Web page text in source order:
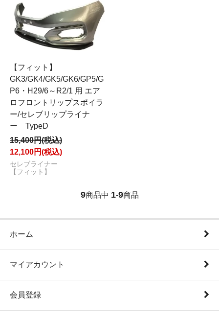
【フィット】
GK3/GK4/GK5/GK6/GP5/G
P6・H29/6～R2/1 用 エア
ロフロントリップスポイラ
ー/セレブリップライナ
ー TypeD
15,400円(税込)
12,100円(税込)
セレブライナー
【フィット】
9商品中 1-9商品
ホーム
マイアカウント
会員登録